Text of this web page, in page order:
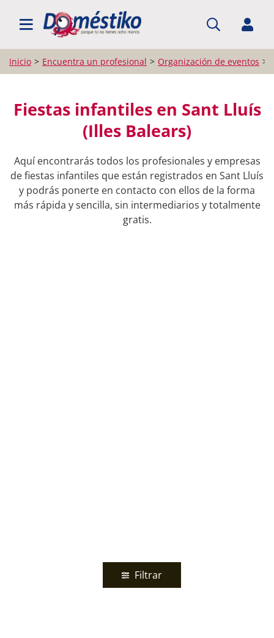
BUSCAR PROFESIONALES
Inicio Encuentra un profesional Organización de eventos
Fiestas infantiles en Sant Lluís
(Illes Balears)
Aquí encontrarás todos los profesionales y empresas
de fiestas infantiles que están registrados en Sant Lluís
y podrás ponerte en contacto con ellos de la forma
más rápida y sencilla, sin intermediarios y totalmente
gratis.
Filtrar